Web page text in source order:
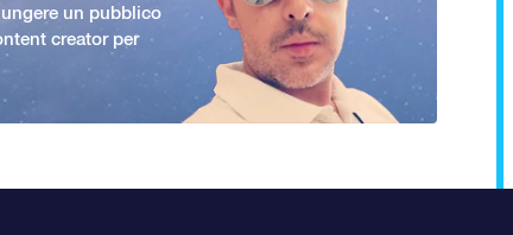
un pubblico
creator per